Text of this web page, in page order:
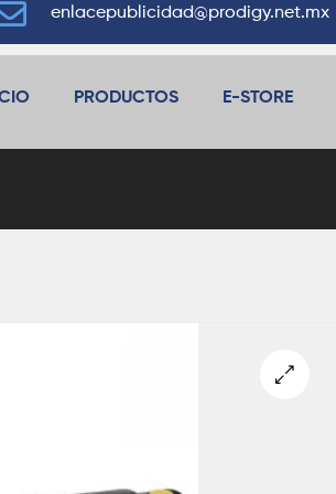
enlacepublicidad@prodigy.net.mx
PRODUCTOS E-STORE